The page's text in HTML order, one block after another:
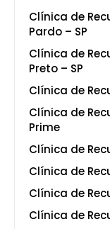
Clínica de
Pardo – SP
Clínica de
Preto – SP
Clínica de
Clínica de
Prime
Clínica de
Clínica de
Clínica de
Clínica de